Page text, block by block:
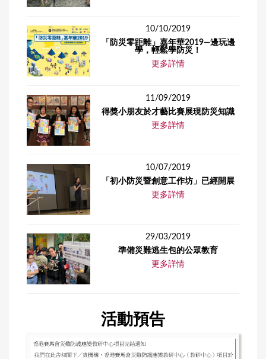
10/10/2019
「防災零距離」嘉年華2019—邊玩邊
學，輕鬆學防災！
更多詳情
11/09/2019
得獎小朋友於才藝比賽展現防災知識
更多詳情
10/07/2019
「初小防災暨創意工作坊」已經開展
更多詳情
29/03/2019
準備災難逃生包的公眾教育
更多詳情
活動預告